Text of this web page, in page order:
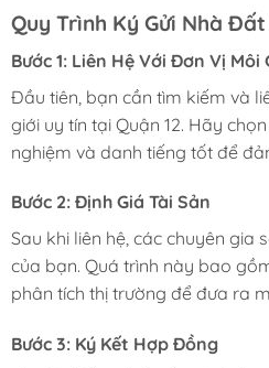
Quy Trình Ký Gửi Nhà Đất
Bước 1: Liên Hệ Với Đơn Vị Môi
Đầu tiên, bạn cần tìm kiếm và
giới uy tín tại Quận 12. Hãy
nghiệm và danh tiếng tốt để
Bước 2: Định Giá Tài Sản
Sau khi liên hệ, các chuyên gia
của bạn. Quá trình này bao
phân tích thị trường để đưa ra
Bước 3: Ký Kết Hợp Đồng